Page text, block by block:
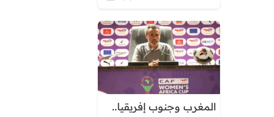
دائم
المغرب وجنوب إفريقيا..